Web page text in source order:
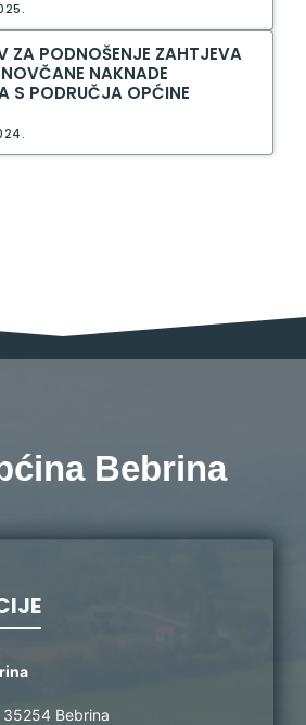
ZA PODNOŠENJE ZAHTJEVA
NAKNADE
S PODRUČJA OPĆINE
Bebrina
35254 Bebrina